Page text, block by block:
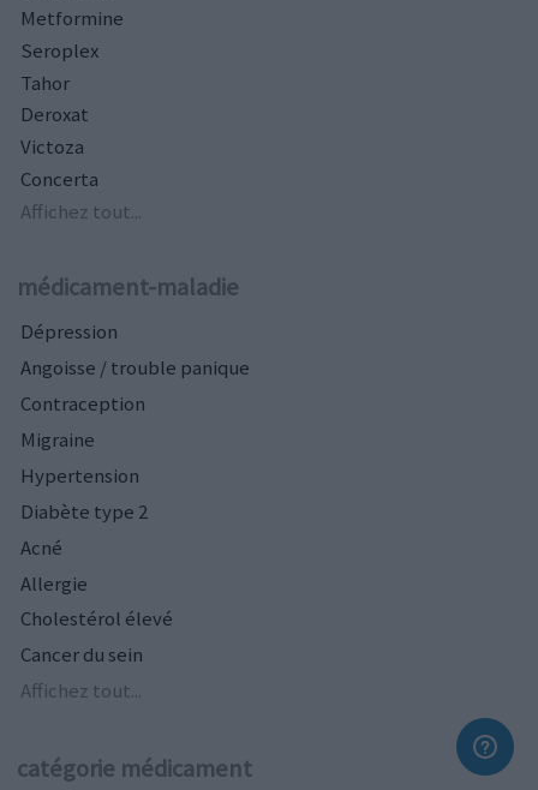
Metformine
Seroplex
Tahor
Deroxat
Victoza
Concerta
Affichez tout...
médicament-maladie
Dépression
Angoisse / trouble panique
Contraception
Migraine
Hypertension
Diabète type 2
Acné
Allergie
Cholestérol élevé
Cancer du sein
Affichez tout...
catégorie médicament